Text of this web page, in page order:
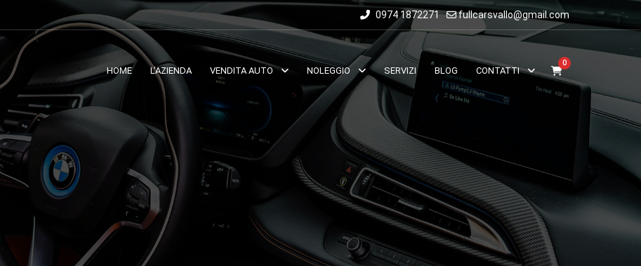
0974 1872271 fullcarsvallo@gmail.com
HOME L’AZIENDA VENDITA AUTO NOLEGGIO SERVIZI BLOG CONTATTI
0